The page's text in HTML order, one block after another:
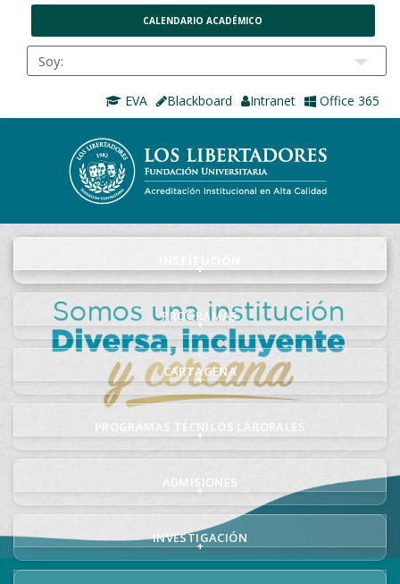
CALENDARIO ACADÉMICO
EVA Blackboard Intranet Office 365
+
PROGRAMAS
+
CARTAGENA
+
PROGRAMAS TÉCNICOS LABORALES
+
ADMISIONES
+
INVESTIGACIÓN
+